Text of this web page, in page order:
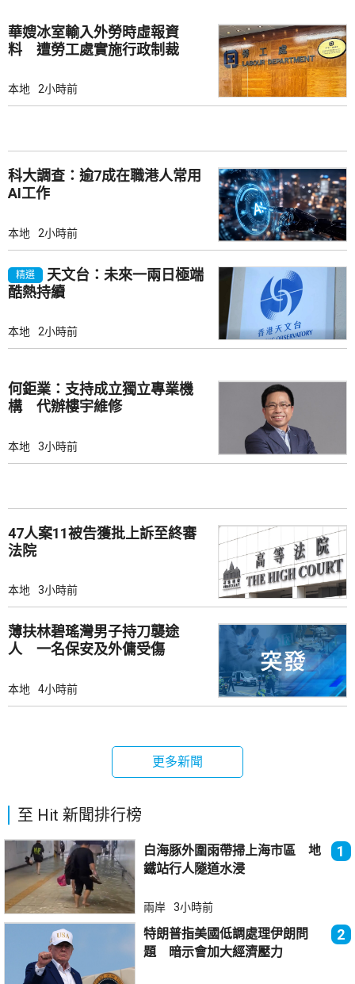
華嫂冰室輸入外勞時虛報資
料 遭勞工處實施行政制裁
本地 2小時前
科大調查：逾7成在職港人常用
AI工作
本地 2小時前
精選
天文台：未來一兩日極端
酷熱持續
本地 2小時前
何鉅業：支持成立獨立專業機
構 代辦樓宇維修
本地 3小時前
47人案11被告獲批上訴至終審
法院
本地 3小時前
薄扶林碧瑤灣男子持刀襲途
人 一名保安及外傭受傷
本地 4小時前
更多新聞
至 Hit 新聞排行榜
白海豚外圍雨帶掃上海市區 地
鐵站行人隧道水浸
1
兩岸 3小時前
特朗普指美國低調處理伊朗問
題 暗示會加大經濟壓力
2